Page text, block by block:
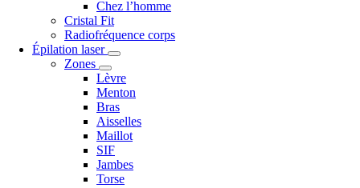
Chez l’homme
Cristal Fit
Radiofréquence corps
Épilation laser
Zones
Lèvre
Menton
Bras
Aisselles
Maillot
SIF
Jambes
Torse